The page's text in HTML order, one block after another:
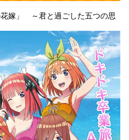
嫁」 ～君と過ごした五つの思